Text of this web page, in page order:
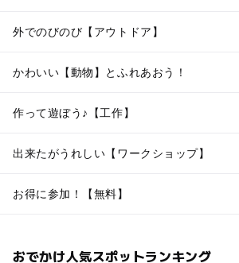
外でのびのび【アウトドア】
かわいい【動物】とふれあおう！
作って遊ぼう♪【工作】
出来たがうれしい【ワークショップ】
お得に参加！【無料】
おでかけ人気スポットランキング